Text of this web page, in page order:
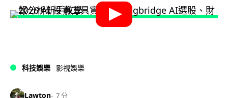
科技娛樂 影視娛樂
Lawton 7 分